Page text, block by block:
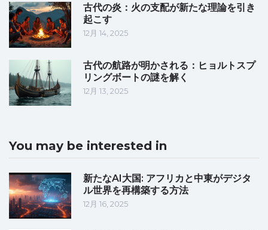
古代の炎：火の支配が新たな理論を引き
起こす
12月 14, 2025
古代の航路が明かされる：ヒョルトスプ
リングボートの謎を解く
12月 13, 2025
You may be interested in
新たなAI大国: アフリカと中東がデジタ
ル世界を再構築する方法
12月 16, 2025